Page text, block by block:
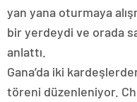
yan yana oturmaya
bir yerdeydi ve orada
anlattı.
Gana’da iki
töreni düzenleniyor.